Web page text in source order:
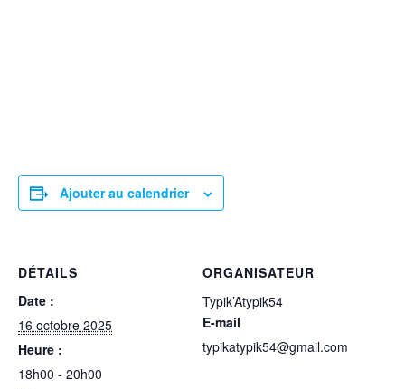
Ajouter au calendrier
DÉTAILS
Date :
16 octobre 2025
Heure :
18h00 - 20h00
ORGANISATEUR
Typik’Atypik54
E-mail
typikatypik54@gmail.com